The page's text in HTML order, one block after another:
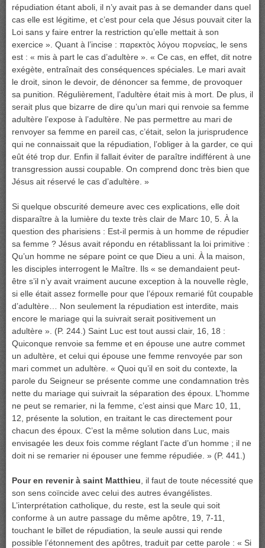
répudiation étant aboli, il n’y avait pas à se demander dans quel
cas elle est légitime, et c’est pour cela que Jésus pouvait citer la
Loi sans y faire entrer la restriction qu’elle mettait à son
exercice ». Quant à l’incise : παρεκτὸς λόγου πορνείας, le sens
est : « mis à part le cas d’adultère ». « Ce cas, en effet, dit notre
exégète, entraînait des conséquences spéciales. Le mari avait
le droit, sinon le devoir, de dénoncer sa femme, de provoquer
sa punition. Régulièrement, l’adultère était mis à mort. De plus, il
serait plus que bizarre de dire qu’un mari qui renvoie sa femme
adultère l’expose à l’adultère. Ne pas permettre au mari de
renvoyer sa femme en pareil cas, c’était, selon la jurisprudence
qui ne connaissait que la répudiation, l’obliger à la garder, ce qui
eût été trop dur. Enfin il fallait éviter de paraître indifférent à une
transgression aussi coupable. On comprend donc très bien que
Jésus ait réservé le cas d’adultère. »
Si quelque obscurité demeure avec ces explications, elle doit
disparaître à la lumière du texte très clair de Marc 10, 5. À la
question des pharisiens : Est-il permis à un homme de répudier
sa femme ? Jésus avait répondu en rétablissant la loi primitive :
Qu’un homme ne sépare point ce que Dieu a uni. À la maison,
les disciples interrogent le Maître. Ils « se demandaient peut-
être s’il n’y avait vraiment aucune exception à la nouvelle règle,
si elle était assez formelle pour que l’époux remarié fût coupable
d’adultère… Non seulement la répudiation est interdite, mais
encore le mariage qui la suivrait serait positivement un
adultère ». (P. 244.) Saint Luc est tout aussi clair, 16, 18 :
Quiconque renvoie sa femme et en épouse une autre commet
un adultère, et celui qui épouse une femme renvoyée par son
mari commet un adultère. « Quoi qu’il en soit du contexte, la
parole du Seigneur se présente comme une condamnation très
nette du mariage qui suivrait la séparation des époux. L’homme
ne peut se remarier, ni la femme, c’est ainsi que Marc 10, 11,
12, présente la solution, en traitant le cas directement pour
chacun des époux. C’est la même solution dans Luc, mais
envisagée les deux fois comme réglant l’acte d’un homme ; il ne
doit ni se remarier ni épouser une femme répudiée. » (P. 441.)
Pour en revenir à saint Matthieu , il faut de toute nécessité que
son sens coïncide avec celui des autres évangélistes.
L’interprétation catholique, du reste, est la seule qui soit
conforme à un autre passage du même apôtre, 19, 7-11,
touchant le billet de répudiation, la seule aussi qui rende
possible l’étonnement des apôtres, traduit par cette parole : « Si